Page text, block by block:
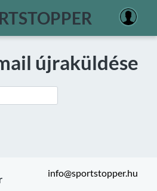
újraküldése
info@sportstopper.hu